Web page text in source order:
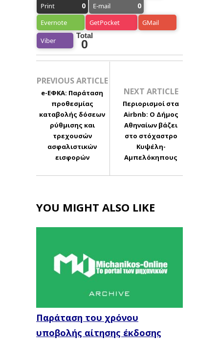
Print 0 E-mail 0
Evernote GetPocket GMail
Viber
Total
0
PREVIOUS ARTICLE
e-ΕΦΚΑ: Παράταση
προθεσμίας
καταβολής δόσεων
ρύθμισης και
τρεχουσών
ασφαλιστικών
εισφορών
NEXT ARTICLE
Περιορισμοί στα
Airbnb: Ο Δήμος
Αθηναίων βάζει
στο στόχαστρο
Κυψέλη-
Αμπελόκηπους
YOU MIGHT ALSO LIKE
Παράταση του χρόνου
υποβολής αίτησης έκδοσης